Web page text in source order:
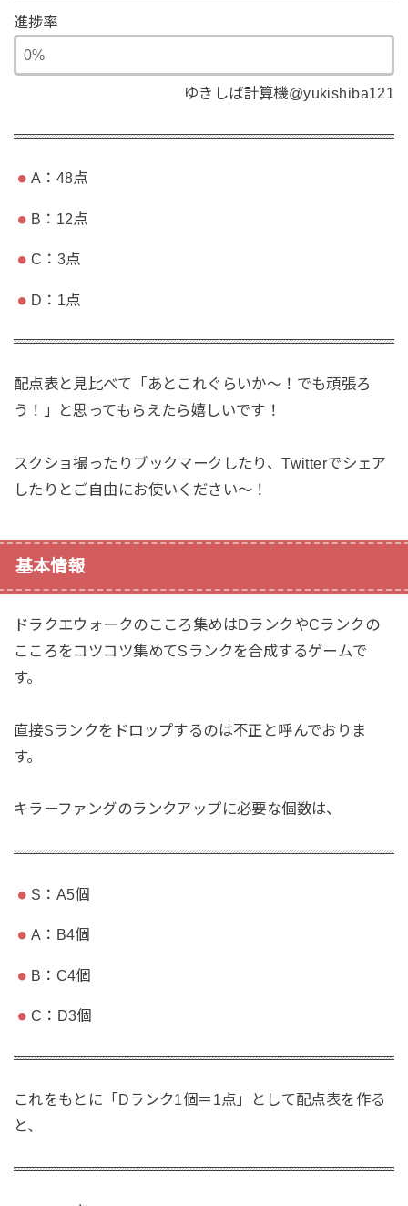
進捗率
ゆきしば計算機@yukishiba121
A：48点
B：12点
C：3点
D：1点
配点表と見比べて「あとこれぐらいか〜！でも頑張ろ
う！」と思ってもらえたら嬉しいです！
スクショ撮ったりブックマークしたり、Twitterでシェア
したりとご自由にお使いください〜！
基本情報
ドラクエウォークのこころ集めはDランクやCランクの
こころをコツコツ集めてSランクを合成するゲームで
す。
直接Sランクをドロップするのは不正と呼んでおりま
す。
キラーファングのランクアップに必要な個数は、
S：A5個
A：B4個
B：C4個
C：D3個
これをもとに「Dランク1個＝1点」として配点表を作る
と、